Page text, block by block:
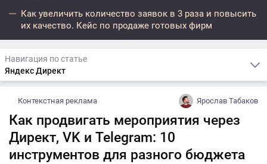
Как увеличить количество заявок в 3 раза и повысить
их качество. Кейс по продаже готовых фирм
Навигация по статье
Яндекс Директ
Контекстная реклама Ярослав Табаков
Как продвигать мероприятия через
Директ, VK и Telegram: 10
инструментов для разного бюджета